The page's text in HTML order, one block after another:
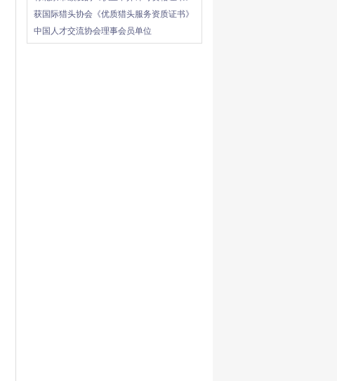
获国际猎头协会《优质猎头服务资质证书》
中国人才交流协会理事会员单位